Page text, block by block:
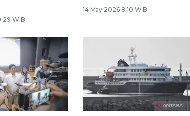
WIB
14 May 2026 8:10 WIB